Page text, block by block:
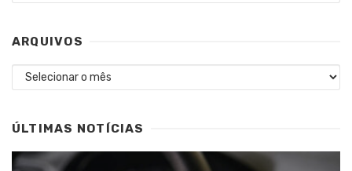
ARQUIVOS
Arquivos
ÚLTIMAS NOTÍCIAS